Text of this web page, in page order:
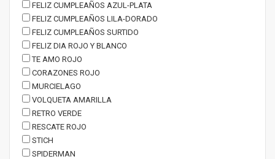
FELIZ CUMPLEAÑOS AZUL-PLATA
FELIZ CUMPLEAÑOS LILA-DORADO
FELIZ CUMPLEAÑOS SURTIDO
FELIZ DIA ROJO Y BLANCO
TE AMO ROJO
CORAZONES ROJO
MURCIELAGO
VOLQUETA AMARILLA
RETRO VERDE
RESCATE ROJO
STICH
SPIDERMAN